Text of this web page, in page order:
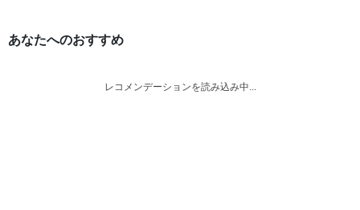
あなたへのおすすめ
レコメンデーションを読み込み中...